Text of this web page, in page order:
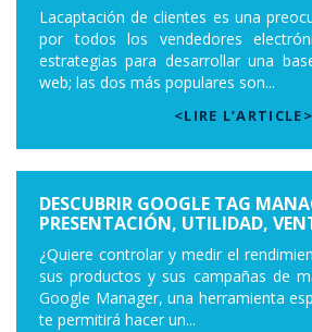
Lacaptación de clientes es una
por todos los vendedores
estrategias para desarrollar una
web; las dos más populares son...
<LIRE L’ARTICLE>
DESCUBRIR GOOGLE TAG
PRESENTACIÓN, UTILIDAD,
¿Quiere controlar y medir el
sus productos y sus campañas de
Google Manager, una herramienta
te permitirá hacer un...